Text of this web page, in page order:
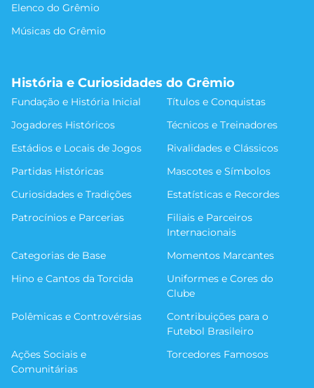
Elenco do Grêmio
Músicas do Grêmio
História e Curiosidades do Grêmio
Fundação e História Inicial
Títulos e Conquistas
Jogadores Históricos
Técnicos e Treinadores
Estádios e Locais de Jogos
Rivalidades e Clássicos
Partidas Históricas
Mascotes e Símbolos
Curiosidades e Tradições
Estatísticas e Recordes
Patrocínios e Parcerias
Filiais e Parceiros
Internacionais
Categorias de Base
Momentos Marcantes
Hino e Cantos da Torcida
Uniformes e Cores do
Clube
Polêmicas e Controvérsias
Contribuições para o
Futebol Brasileiro
Ações Sociais e
Comunitárias
Torcedores Famosos